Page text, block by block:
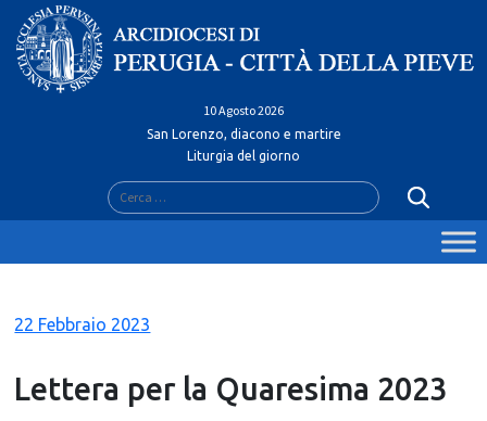
Skip
content
10 Agosto 2026
San Lorenzo, diacono e martire
Liturgia del giorno
Ricerca
per:
22 Febbraio 2023
Lettera per la Quaresima 2023